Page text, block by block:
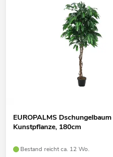
EUROPALMS Dschungelbaum
Kunstpflanze, 180cm
Bestand reicht ca. 12 Wo.